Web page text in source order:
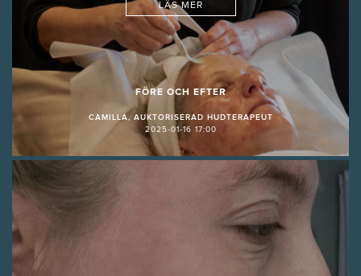
LÄS MER
FÖRE OCH EFTER
CAMILLA, AUKTORISERAD HUDTERAPEUT
2025-01-16 17:00